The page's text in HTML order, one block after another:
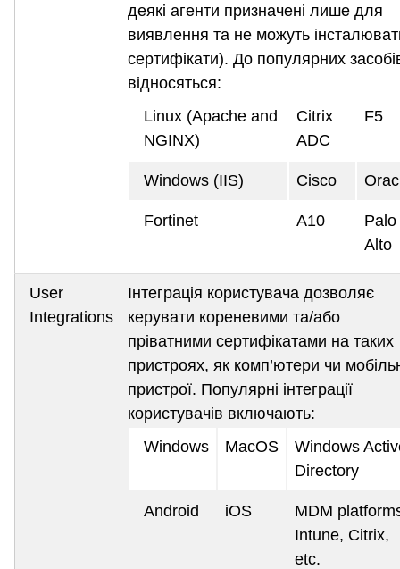
деякі агенти призначені лише для
виявлення та не можуть
сертифікати). До популярних
відносяться:
Linux (Apache and
NGINX)
Citrix
ADC
F5
Windows (IIS) Cisco
Fortinet A10
Palo
Alto
User
Integrations
Інтеграція користувача дозволяє
керувати кореневими та/або
пріватними сертифікатами на таких
пристроях, як комп’ютери чи
пристрої. Популярні інтеграції
користувачів включають:
Windows
MacOS
Windows
Directory
Android iOS
MDM
Intune, Citrix,
etc.